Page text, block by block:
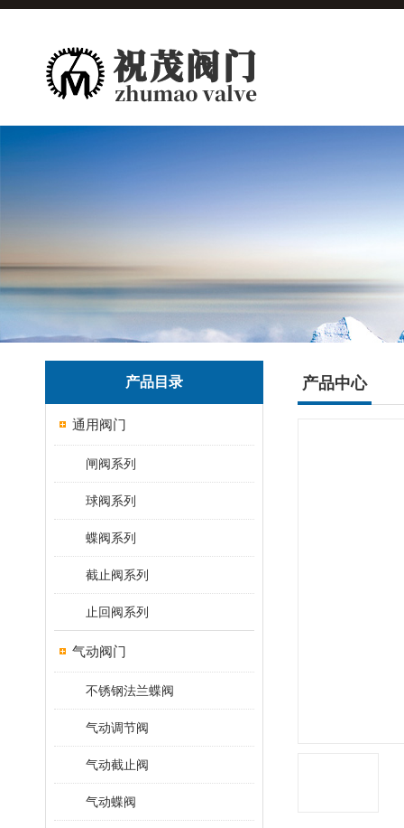
产品目录
通用阀门
闸阀系列
球阀系列
蝶阀系列
截止阀系列
止回阀系列
气动阀门
不锈钢法兰蝶阀
气动调节阀
气动截止阀
气动蝶阀
产品中心